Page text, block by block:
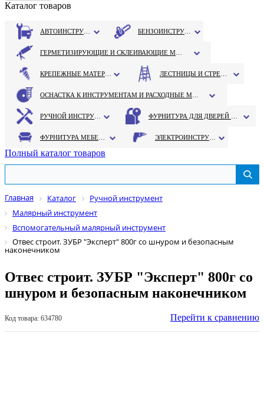
Каталог товаров
Полный каталог товаров
Главная Каталог
Ручной инструмент
Малярный инструмент
Вспомогательный малярный инструмент
Отвес строит. ЗУБР "Эксперт" 800г со шнуром и безопасным
наконечником
Отвес строит. ЗУБР "Эксперт" 800г со
шнуром и безопасным наконечником
Код товара: 634780 Перейти к сравнению